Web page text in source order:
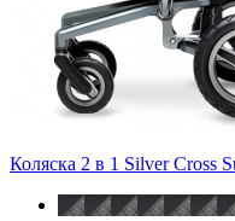
Коляска 2 в 1 Silver Cross